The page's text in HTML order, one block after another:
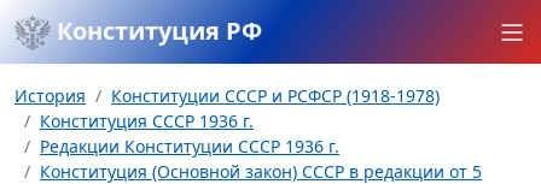
Конституция РФ
История
Конституции СССР и РСФСР (1918-1978)
Конституция СССР 1936 г.
Редакции Конституции СССР 1936 г.
Конституция (Основной закон) СССР в редакции от 5